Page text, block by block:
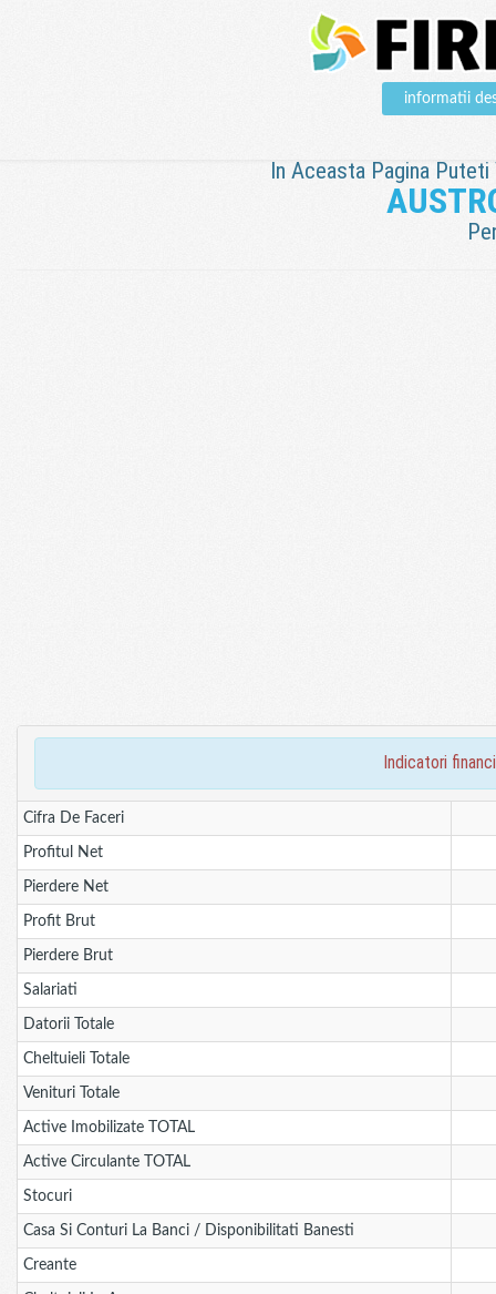
informatii
In Aceasta Pagina
indicatori
Cifra De Faceri
Profitul Net
Pierdere Net
Profit Brut
Pierdere Brut
Salariati
Datorii Totale
Cheltuieli Totale
Venituri Totale
Active Imobilizate TOTAL
Active Circulante TOTAL
Stocuri
Casa Si Conturi La Banci / Disponibilitati Banesti
Creante